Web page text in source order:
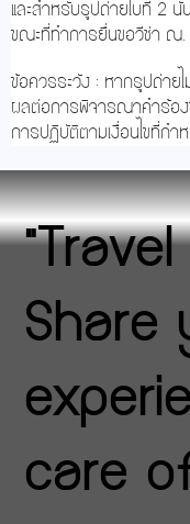
และสำหรับรูปถ่ายใบที่ 2 นั้
ขณะที่ทำการยื่นขอวีซ่า ณ.
ข้อควรระวัง : หากรูปถ่าย
ผลต่อการพิจารณาคำร้อง
การปฏิบัติตามเงื่อนไขที่กำห
Share
care